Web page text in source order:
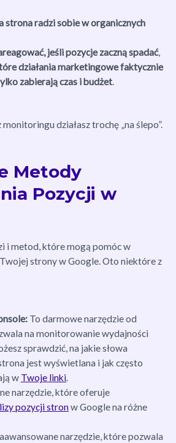
strona radzi sobie w organicznych
jeśli pozycje zaczną spadać,
działania marketingowe faktycznie
zabierają czas i budżet
działasz trochę „na ślepo”.
Metody
Pozycji w
i metod, które mogą pomóc w
strony w Google. Oto niektóre z
To darmowe narzędzie od
na monitorowanie wydajności
sprawdzić, na jakie słowa
jest wyświetlana i jak często
w Twoje linki.
narzędzie, które oferuje
pozycji stronw Google na różne
narzędzie, które pozwala